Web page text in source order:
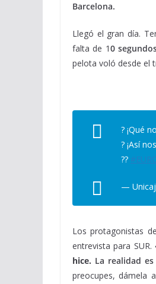
Barcelona.
Llegó el gran día.
falta de 10
pelota voló desde el
? ¡Qué
? ¡Así
??
—
Los protagonistas
entrevista para SUR.
hice. La realidad
preocupes, dámela